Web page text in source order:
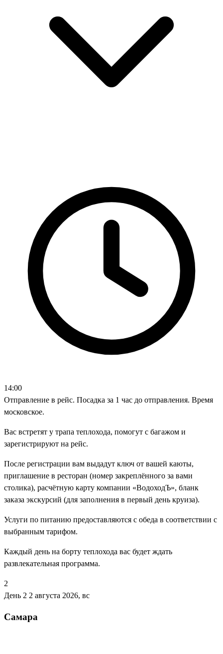
14:00
Отправление в рейс. Посадка за 1 час до отправления. Время
московское.
Вас встретят у трапа теплохода, помогут с багажом и
зарегистрируют на рейс.
После регистрации вам выдадут ключ от вашей каюты,
приглашение в ресторан (номер закреплённого за вами
столика), расчётную карту компании «ВодоходЪ», бланк
заказа экскурсий (для заполнения в первый день круиза).
Услуги по питанию предоставляются с обеда в соответствии с
выбранным тарифом.
Каждый день на борту теплохода вас будет ждать
развлекательная программа.
2
День 2 2 августа 2026, вс
Самара